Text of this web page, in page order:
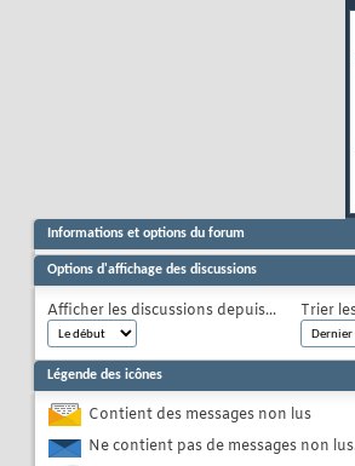
Informations et options du forum
Options d'affichage des discussions
Afficher les discussions depuis... Trier
Légende des icônes
Contient des messages non lus
Ne contient pas de messages non